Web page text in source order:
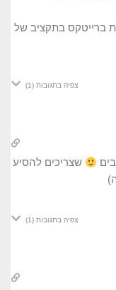
ברייטקס בתקציב של
צפיה בתגובות (1)
שצריכים להסיע
צפיה בתגובות (1)